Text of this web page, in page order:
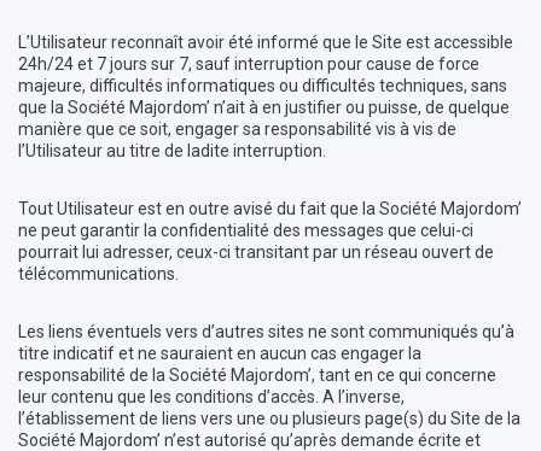
L’Utilisateur reconnaît avoir été informé que le Site est accessible
24h/24 et 7 jours sur 7, sauf interruption pour cause de force
majeure, difficultés informatiques ou difficultés techniques, sans
que la Société Majordom’ n’ait à en justifier ou puisse, de quelque
manière que ce soit, engager sa responsabilité vis à vis de
l’Utilisateur au titre de ladite interruption.
Tout Utilisateur est en outre avisé du fait que la Société Majordom’
ne peut garantir la confidentialité des messages que celui-ci
pourrait lui adresser, ceux-ci transitant par un réseau ouvert de
télécommunications.
Les liens éventuels vers d’autres sites ne sont communiqués qu’à
titre indicatif et ne sauraient en aucun cas engager la
responsabilité de la Société Majordom’, tant en ce qui concerne
leur contenu que les conditions d’accès. A l’inverse,
l’établissement de liens vers une ou plusieurs page(s) du Site de la
Société Majordom’ n’est autorisé qu’après demande écrite et